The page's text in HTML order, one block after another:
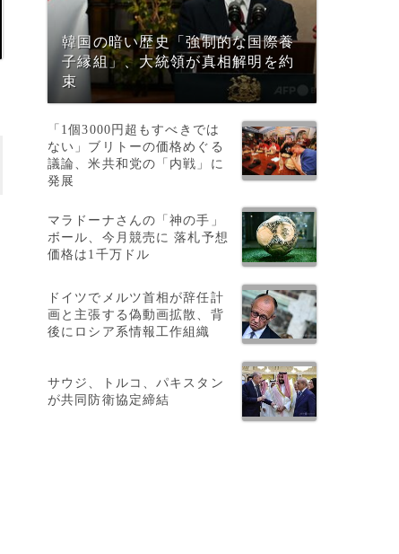
韓国の暗い歴史「強制的な国際養
子縁組」、大統領が真相解明を約
束
「1個3000円超もすべきでは
ない」ブリトーの価格めぐる
議論、米共和党の「内戦」に
発展
マラドーナさんの「神の手」
ボール、今月競売に 落札予想
価格は1千万ドル
ドイツでメルツ首相が辞任計
画と主張する偽動画拡散、背
後にロシア系情報工作組織
サウジ、トルコ、パキスタン
が共同防衛協定締結